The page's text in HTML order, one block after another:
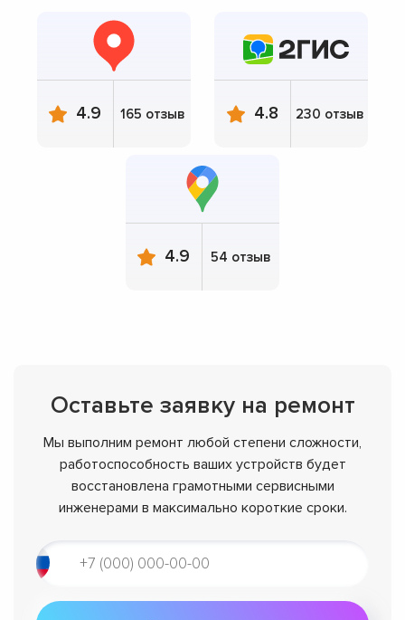
4.9 165 отзыв 4.8 230 отзыв
4.9 54 отзыв
Оставьте заявку на ремонт
Мы выполним ремонт любой степени сложности,
работоспособность ваших устройств будет
восстановлена грамотными сервисными
инженерами в максимально короткие сроки.